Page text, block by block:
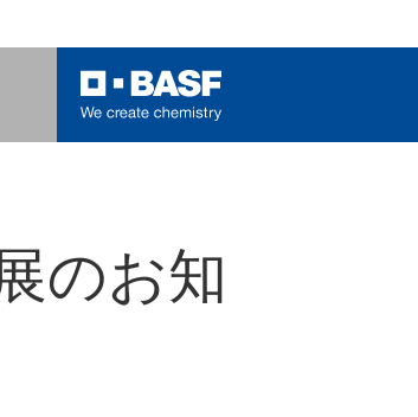
のお知